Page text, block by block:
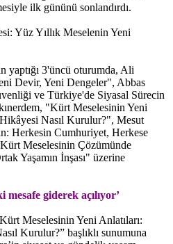
ilk gününü sonlandırdı.
Yüz Yıllık Meselenin Yeni
3'üncü oturumda, Ali
Devir, Yeni Dengeler", Abbas
ve Türkiye'de Siyasal Sürecin
"Kürt Meselesinin Yeni
Nasıl Kurulur?", Mesut
Herkesin Cumhuriyet, Herkese
Meselesinin Çözümünde
Yaşamın İnşası" üzerine
mesafe giderek açılıyor’
Meselesinin Yeni Anlatıları:
Kurulur?” başlıklı sunumuna